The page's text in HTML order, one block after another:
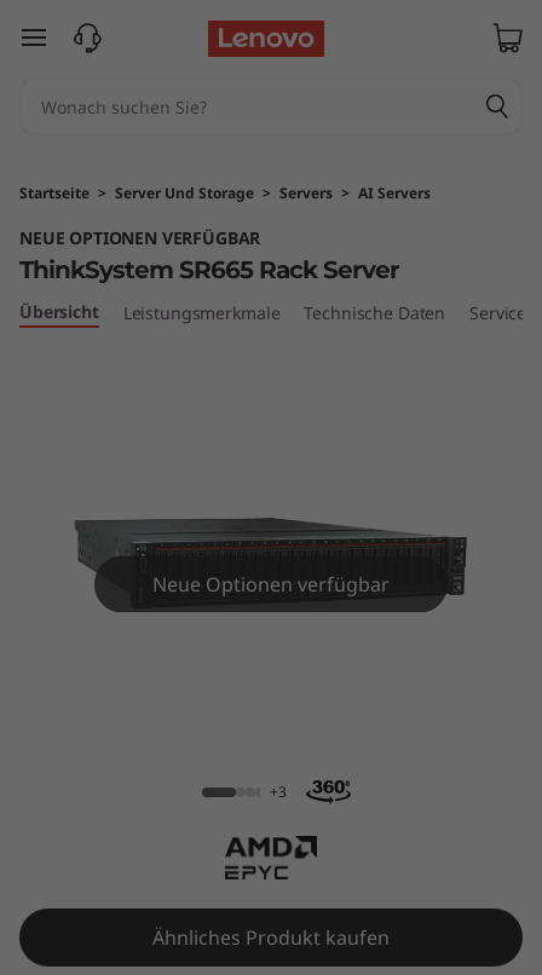
T
n
k
y
a
zum Hauptinhalt springen
Startseite > Server Und Storage > Servers > AI Servers
NEUE OPTIONEN VERFÜGBAR
ThinkSystem SR665 Rack Server
Übersicht Leistungsmerkmale Technische Daten Services
Neue Optionen verfügbar
+3
Ähnliches Produkt kaufen